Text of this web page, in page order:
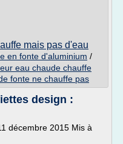
mais pas d'eau
en fonte d'aluminium /
eau chaude chauffe
fonte ne chauffe pas
design :
décembre 2015 Mis à